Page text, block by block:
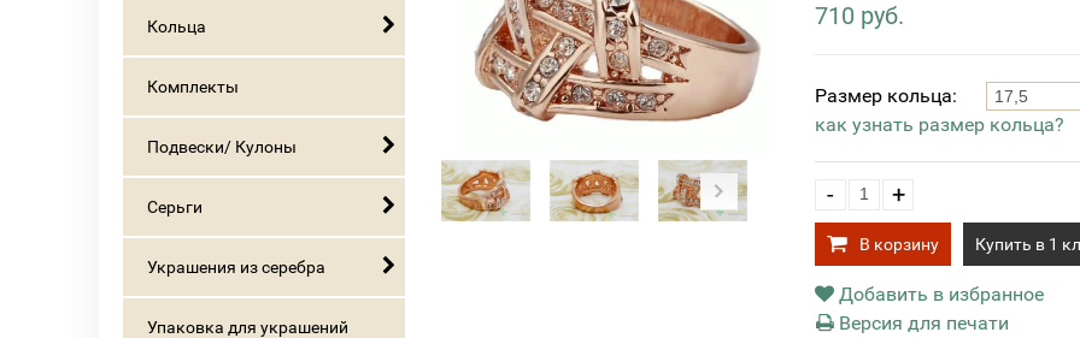
Кольца
Комплекты
Подвески/ Кулоны
Серьги
Украшения из серебра
Упаковка для украшений
710 руб.
Размер кольца:
как узнать размер кольца?
- +
В корзину Купить в 1
Добавить в избранное
Версия для печати